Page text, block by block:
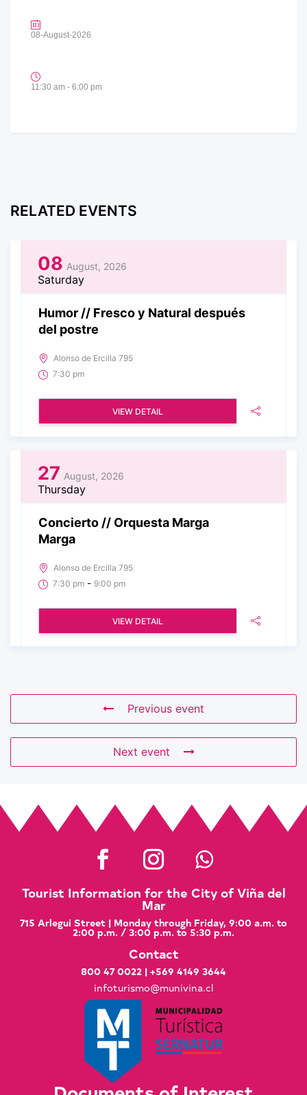
08-August-2026
11:30 am - 6:00 pm
RELATED EVENTS
08 August, 2026
Saturday
Humor // Fresco y Natural después
del postre
Alonso de Ercilla 795
7:30 pm
VIEW DETAIL
27 August, 2026
Thursday
Concierto // Orquesta Marga
Marga
Alonso de Ercilla 795
7:30 pm - 9:00 pm
VIEW DETAIL
Previous event
Next event
Tourist Information for the City of Viña del
Mar
715 Arlegui Street | Monday through Friday, 9:00 a.m. to
2:00 p.m. / 3:00 p.m. to 5:30 p.m.
Contact
800 47 0022 | +569 4149 3644
infoturismo@munivina.cl